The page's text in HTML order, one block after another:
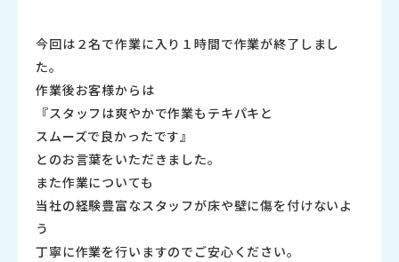
今回は２名で作業に入り１時間で作業が終了しまし
た。
作業後お客様からは
『スタッフは爽やかで作業もテキパキと
スムーズで良かったです』
とのお言葉をいただきました。
また作業についても
当社の経験豊富なスタッフが床や壁に傷を付けないよ
う
丁寧に作業を行いますのでご安心ください。